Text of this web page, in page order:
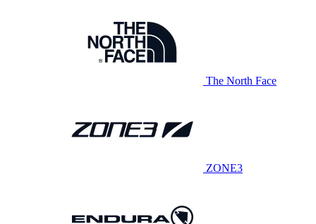
The North Face
ZONE3